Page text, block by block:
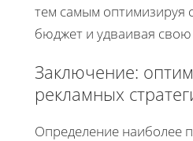
тем самым оптимизируя
бюджет и удваивая
Заключение:
рекламных
Определение наиболее